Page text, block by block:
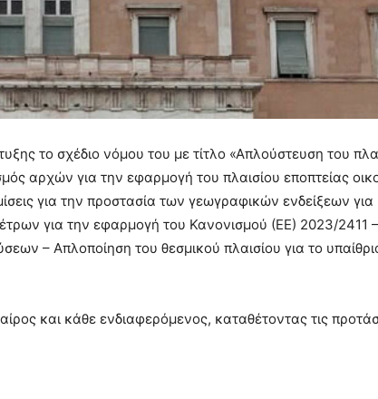
το σχέδιο νόμου του με τίτλο «Απλούστευση του
αρχών για την εφαρμογή του πλαισίου εποπτείας
για την προστασία των γεωγραφικών ενδείξεων για
για την εφαρμογή του Κανονισμού (ΕΕ) 2023/2411
– Απλοποίηση του θεσμικού πλαισίου για το
και κάθε ενδιαφερόμενος, καταθέτοντας τις